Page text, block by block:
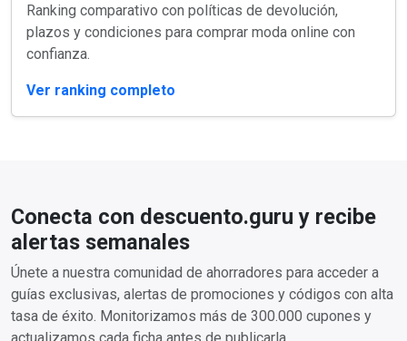
Ranking comparativo con políticas de devolución,
plazos y condiciones para comprar moda online con
confianza.
Ver ranking completo
Conecta con descuento.guru y recibe
alertas semanales
Únete a nuestra comunidad de ahorradores para acceder a
guías exclusivas, alertas de promociones y códigos con alta
tasa de éxito. Monitorizamos más de 300.000 cupones y